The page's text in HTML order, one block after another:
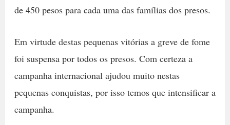
de 450 pesos para cada uma das famílias dos presos.
Em virtude destas pequenas vitórias a greve de fome
foi suspensa por todos os presos. Com certeza a
campanha internacional ajudou muito nestas
pequenas conquistas, por isso temos que intensificar a
campanha.